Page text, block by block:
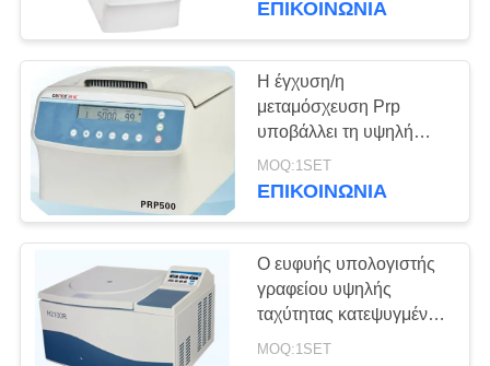
Επιτραπέζια κορυφή
Microcentrifuge
16
Το αργό πετρέλαιο
ΕΠΙΚΟΙΝΩΝΊΑ
Η έγχυση/η
μεταμόσχευση Prp
υποβάλλει τη υψηλή
επίδοση μηχανών για
την ομορφιά σε
MOQ:1SET
ΕΠΙΚΟΙΝΩΝΊΑ
Ο ευφυής υπολογιστής
γραφείου υψηλής
ταχύτητας κατεψυγμένος
υποβάλλει H2100R 4 σε
MOQ:1SET